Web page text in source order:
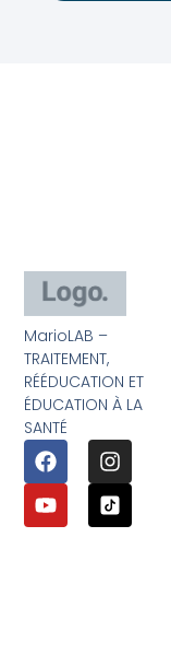
MarioLAB –
TRAITEMENT,
RÉÉDUCATION ET
ÉDUCATION À LA
SANTÉ